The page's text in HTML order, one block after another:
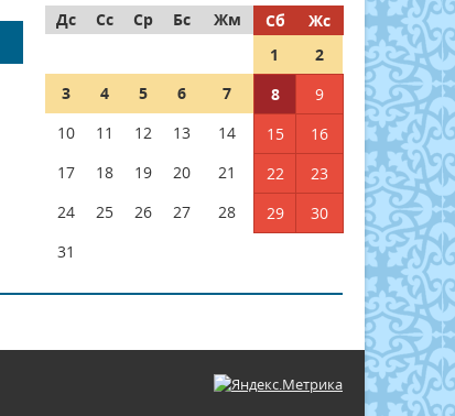
Дс
Сс Ср Бс Жм Сб
Жс
1
2
3
4 5 6 7 8
9
10
11 12 13 14 15
16
17
18 19 20 21 22
23
24
25 26 27 28 29
30
31